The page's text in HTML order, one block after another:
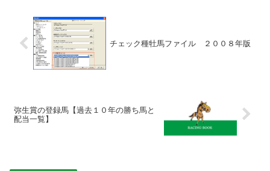
チェック種牡馬ファイル ２００８年版
弥生賞の登録馬【過去１０年の勝ち馬と
配当一覧】